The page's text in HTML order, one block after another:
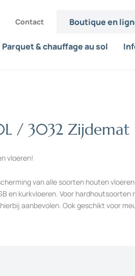
Contact Boutique en
Parquet & chauffage au sol
/ 3032 Zijdemat
vloeren!
van alle soorten houten
en kurkvloeren. Voor hardhoutsoorten
aanbevolen. Ook geschikt voor